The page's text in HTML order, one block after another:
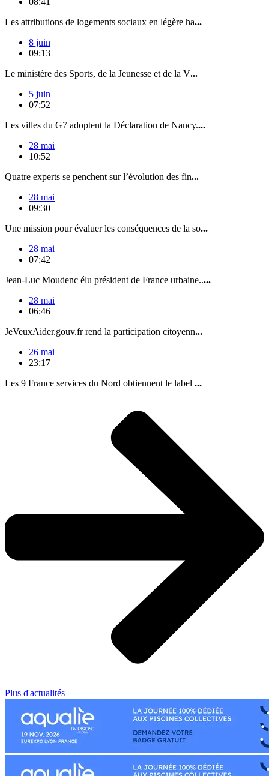
Les attributions de logements sociaux en légère ha...
8 juin
09:13
Le ministère des Sports, de la Jeunesse et de la V...
5 juin
07:52
Les villes du G7 adoptent la Déclaration de Nancy....
28 mai
10:52
Quatre experts se penchent sur l’évolution des fin...
28 mai
09:30
Une mission pour évaluer les conséquences de la so...
28 mai
07:42
Jean-Luc Moudenc élu président de France urbaine.....
28 mai
06:46
JeVeuxAider.gouv.fr rend la participation citoyenn...
26 mai
23:17
Les 9 France services du Nord obtiennent le label ...
Plus d'actualités